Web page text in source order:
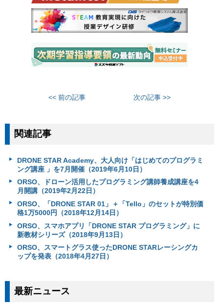
<< 前の記事 次の記事 >>
関連記事
DRONE STAR Academy、大人向け「はじめてのプログラミ
ング講座 」を7月開催（2019年6月10日）
ORSO、ドローン活用したプログラミング講師養成講座を4
月開講（2019年2月22日）
ORSO、「DRONE STAR 01」＋「Tello」のセットが特別価
格1万5000円（2018年12月14日）
ORSO、スマホアプリ「DRONE STAR プログラミング」に
新教材シリーズ（2018年9月13日）
ORSO、スマートグラス使ったDRONE STARレーシングカ
ップを発表（2018年4月27日）
最新ニュース